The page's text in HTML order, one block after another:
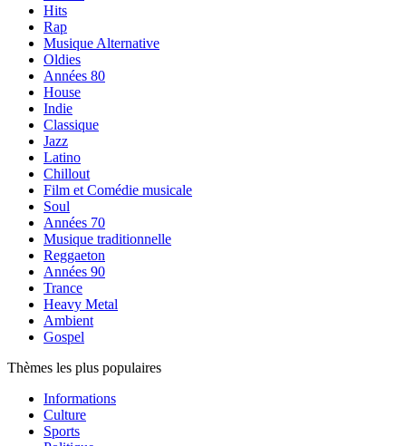
Hits
Rap
Musique Alternative
Oldies
Années 80
House
Indie
Classique
Jazz
Latino
Chillout
Film et Comédie musicale
Soul
Années 70
Musique traditionnelle
Reggaeton
Années 90
Trance
Heavy Metal
Ambient
Gospel
Thèmes les plus populaires
Informations
Culture
Sports